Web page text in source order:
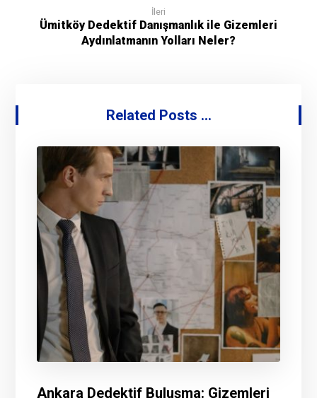
İleri
Ümitköy Dedektif Danışmanlık ile Gizemleri
Aydınlatmanın Yolları Neler?
Related Posts ...
Ankara Dedektif Buluşma: Gizemleri